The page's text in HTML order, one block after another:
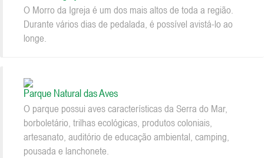
O Morro da Igreja é um dos mais altos de toda a região.
Durante vários dias de pedalada, é possível avistá-lo ao
longe.
Parque Natural das Aves
O parque possui aves características da Serra do Mar,
borboletário, trilhas ecológicas, produtos coloniais,
artesanato, auditório de educação ambiental, camping,
pousada e lanchonete.